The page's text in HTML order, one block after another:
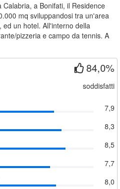
a Bonifati, il Residence
mq sviluppandosi tra un'area
ed un hotel. All'interno della
pizzeria e campo da tennis. A
84,0%
soddisfatti
7,9
8,3
8,5
7,7
8,0